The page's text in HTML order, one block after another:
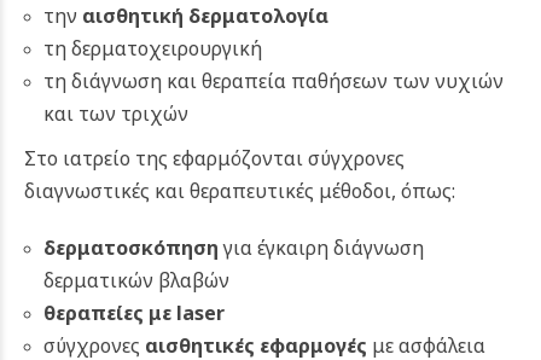
την αισθητική δερματολογία
τη δερματοχειρουργική
τη διάγνωση και θεραπεία παθήσεων των νυχιών
και των τριχών
Στο ιατρείο της εφαρμόζονται σύγχρονες
διαγνωστικές και θεραπευτικές μέθοδοι, όπως:
δερματοσκόπησηγια έγκαιρη διάγνωση
δερματικών βλαβών
θεραπείες με laser
σύγχρονες αισθητικές εφαρμογές με ασφάλεια